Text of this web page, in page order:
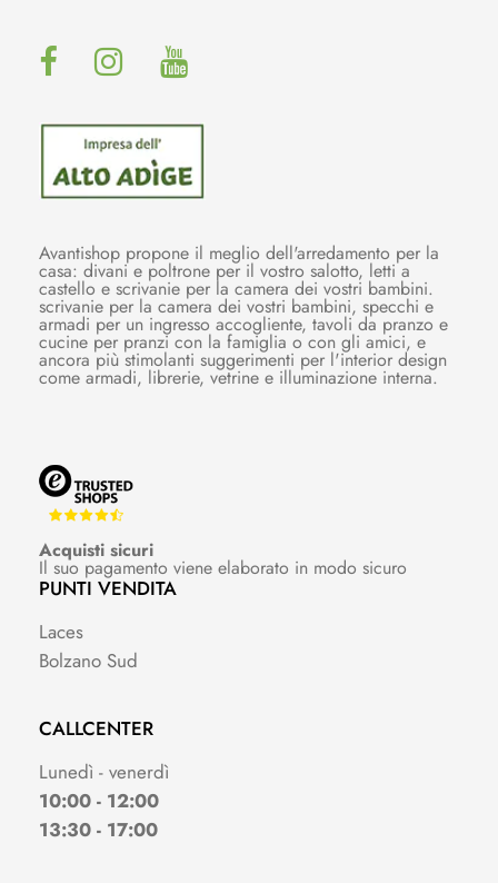
Avantishop propone il meglio dell'arredamento per la
casa: divani e poltrone per il vostro salotto, letti a
castello e scrivanie per la camera dei vostri bambini.
scrivanie per la camera dei vostri bambini, specchi e
armadi per un ingresso accogliente, tavoli da pranzo e
cucine per pranzi con la famiglia o con gli amici, e
ancora più stimolanti suggerimenti per l'interior design
come armadi, librerie, vetrine e illuminazione interna.
Acquisti sicuri
Il suo pagamento viene elaborato in modo sicuro
PUNTI VENDITA
Laces
Bolzano Sud
CALLCENTER
Lunedì - venerdì
10:00 - 12:00
13:30 - 17:00